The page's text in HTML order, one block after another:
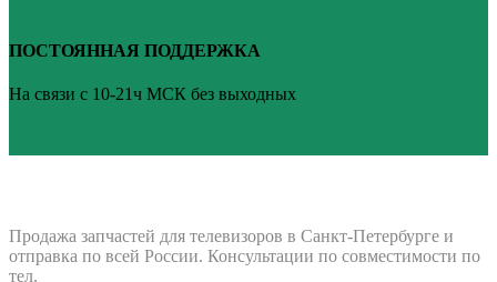
ПОСТОЯННАЯ ПОДДЕРЖКА
На связи с 10-21ч МСК без выходных
Продажа запчастей для телевизоров в Санкт-Петербурге и
отправка по всей России. Консультации по совместимости по
тел.